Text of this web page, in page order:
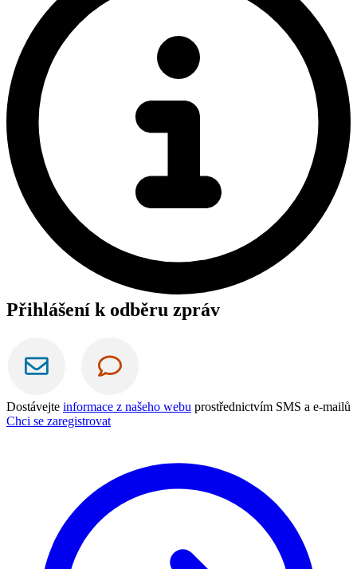
Přihlášení k odběru zpráv
Dostávejte informace z našeho webu prostřednictvím SMS a e-mailů
Chci se zaregistrovat